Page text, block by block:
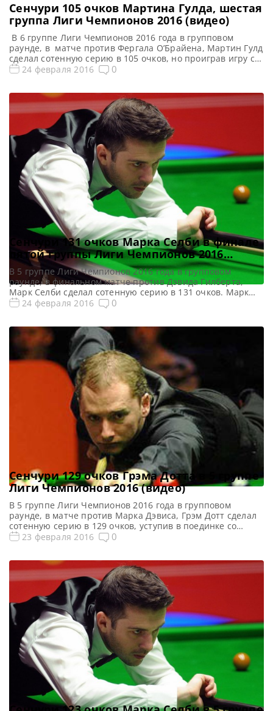
Сенчури 105 очков Мартина Гулда, шестая
группа Лиги Чемпионов 2016 (видео)
В 6 группе Лиги Чемпионов 2016 года в групповом
раунде, в матче против Фергала О’Брайена, Мартин Гулд
сделал сотенную серию в 105 очков, но проиграв игру со
счётом 3-2. https://youtu.be/ze01s7wE8lE Поделиться с
24 февраля 2016 0
Сенчури 131 очков Марка Селби в финале
пятой группы Лиги Чемпионов 2016
(видео)
В 5 группе Лиги Чемпионов 2016 года в групповом
раунде, в финальном матче против Дэвида Гилберта,
Марк Селби сделал сотенную серию в 131 очков. Марк
выграл поединок со счётом 3-1, став победителем этой
24 февраля 2016 0
Сенчури 129 очков Грэма Дотта в 5 группе
Лиги Чемпионов 2016 (видео)
В 5 группе Лиги Чемпионов 2016 года в групповом
раунде, в матче против Марка Дэвиса, Грэм Дотт сделал
сотенную серию в 129 очков, уступив в поединке со
счётом 3-1. https://youtu.be/IlXV-Ur3WMU Поделиться с
23 февраля 2016 0